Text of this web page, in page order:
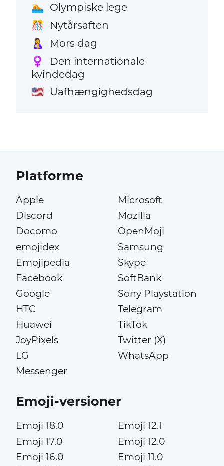
🏊 Olympiske lege
🎊 Nytårsaften
🤱 Mors dag
♀️
Den internationale
kvindedag
🇺🇸 Uafhængighedsdag
Platforme
Apple
Discord
Docomo
emojidex
Emojipedia
Facebook
Google
HTC
Huawei
JoyPixels
LG
Messenger
Microsoft
Mozilla
OpenMoji
Samsung
Skype
SoftBank
Sony Playstation
Telegram
TikTok
Twitter (X)
WhatsApp
Emoji-versioner
Emoji 18.0
Emoji 17.0
Emoji 16.0
Emoji 12.1
Emoji 12.0
Emoji 11.0